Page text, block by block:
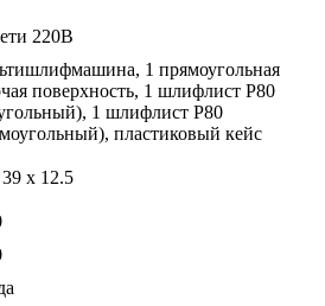
220В
1 прямоугольная
поверхность, 1 шлифлист P80
1 шлифлист P80
пластиковый кейс
x 12.5